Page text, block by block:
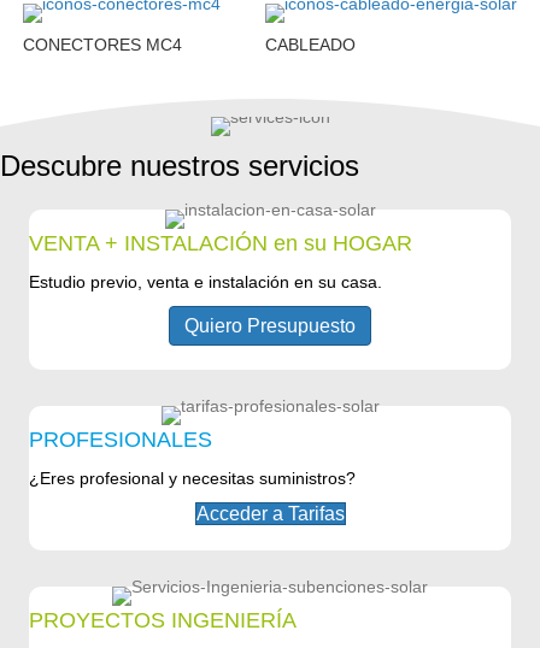
CONECTORES MC4 CABLEADO
Descubre nuestros servicios
VENTA + INSTALACIÓN en su HOGAR
Estudio previo, venta e instalación en su casa.
Quiero Presupuesto
PROFESIONALES
¿Eres profesional y necesitas suministros?
Acceder a Tarifas
PROYECTOS INGENIERÍA